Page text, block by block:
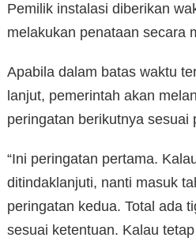
Pemilik instalasi diberikan
melakukan penataan secara
Apabila dalam batas waktu
lanjut, pemerintah akan
peringatan berikutnya sesuai
“Ini peringatan pertama.
ditindaklanjuti, nanti masuk
peringatan kedua. Total ada
sesuai ketentuan. Kalau